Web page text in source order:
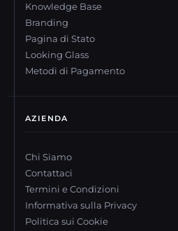
Knowledge Base
Branding
Pagina di Stato
Looking Glass
Metodi di Pagamento
AZIENDA
Chi Siamo
Contattaci
Termini e Condizioni
Informativa sulla Privacy
Politica sui Cookie